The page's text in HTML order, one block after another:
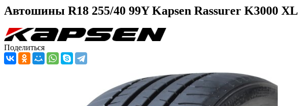
Автошины R18 255/40 99Y Kapsen Rassurer K3000 XL
Поделиться